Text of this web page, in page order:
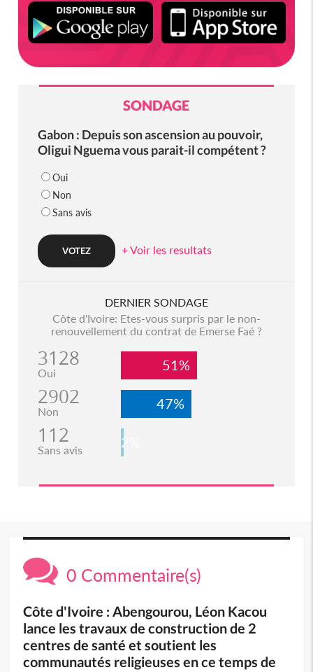
SONDAGE
Gabon : Depuis son ascension au pouvoir,
Oligui Nguema vous parait-il compétent ?
Oui
Non
Sans avis
+ Voir les resultats
DERNIER SONDAGE
Côte d'Ivoire: Etes-vous surpris par le non-
renouvellement du contrat de Emerse Faé ?
3128
Oui 51%
2902
Non 47%
112
Sans avis 2%
0 Commentaire(s)
Côte d'Ivoire : Abengourou, Léon Kacou
lance les travaux de construction de 2
centres de santé et soutient les
communautés religieuses en ce temps de